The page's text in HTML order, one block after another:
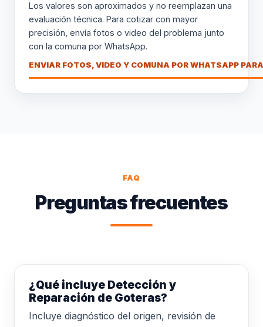
Los valores son aproximados y no reemplazan una
evaluación técnica. Para cotizar con mayor
precisión, envía fotos o video del problema junto
con la comuna por WhatsApp.
ENVIAR FOTOS, VIDEO Y COMUNA POR WHATSAPP
FAQ
Preguntas frecuentes
¿Qué incluye Detección y
Reparación de Goteras?
Incluye diagnóstico del origen, revisión de